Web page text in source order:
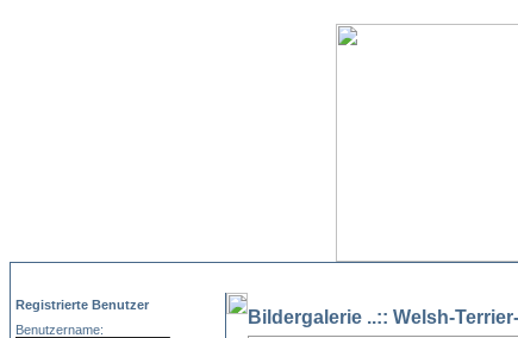
Registrierte Benutzer
Benutzername:
Bildergalerie ..:: Welsh-